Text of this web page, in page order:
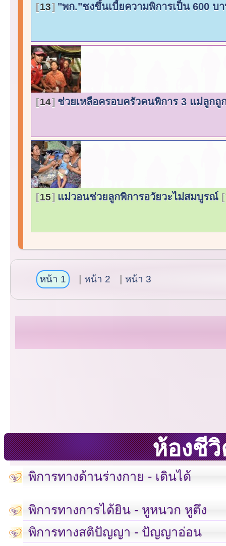
13 "พก."ชงขึ้นเบี้ยความพิการเป็น 600 บ
14 ช่วยเหลือครอบครัวคนพิการ 3 แม่ลูก
15 แม่วอนช่วยลูกพิการอวัยวะไม่สมบูรณ์
หน้า 1 หน้า 2 หน้า 3
ห้องชี
พิการทางด้านร่างกาย - เดินได้
พิการทางการได้ยิน - หูหนวก หูตึง
พิการทางสติปัญญา - ปัญญาอ่อน